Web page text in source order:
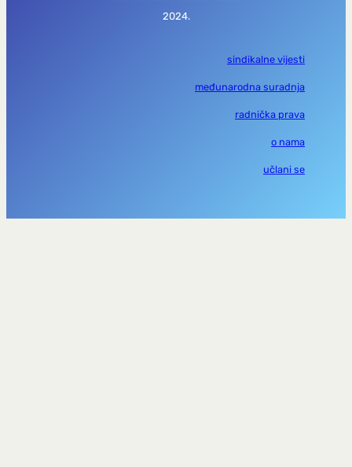
2024.
sindikalne vijesti
međunarodna suradnja
radnička prava
o nama
učlani se